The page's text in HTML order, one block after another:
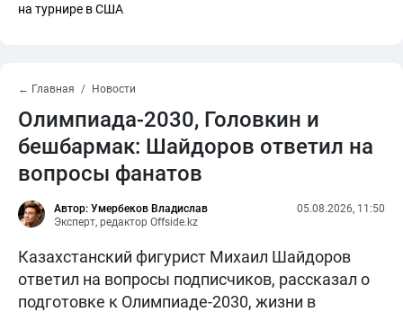
на турнире в США
← Главная Новости
Олимпиада-2030, Головкин и
бешбармак: Шайдоров ответил на
вопросы фанатов
Автор: Умербеков Владислав
Эксперт, редактор Offside.kz
05.08.2026, 11:50
Казахстанский фигурист Михаил Шайдоров
ответил на вопросы подписчиков, рассказал о
подготовке к Олимпиаде-2030, жизни в